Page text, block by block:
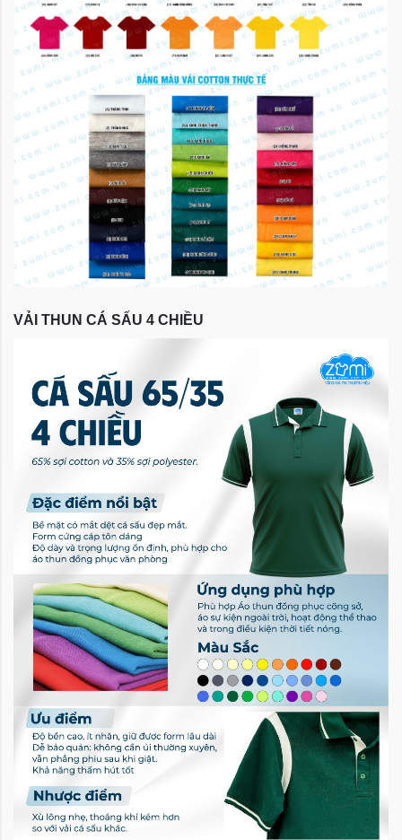
VẢI THUN CÁ SẤU 4 CHIỀU